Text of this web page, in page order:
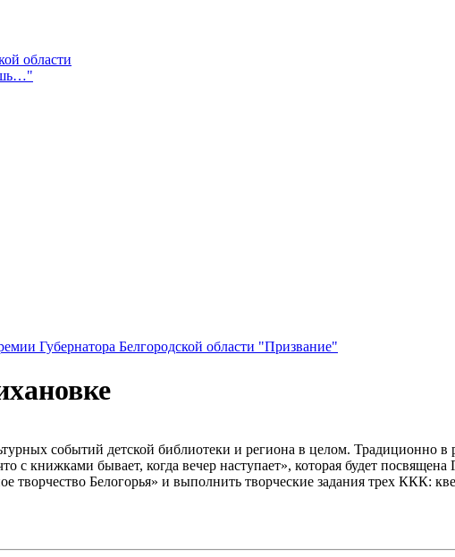
области
Губернатора Белгородской области "Призвание"
событий детской библиотеки и региона в целом. Традиционно
с книжками бывает, когда вечер наступает», которая будет
творчество Белогорья» и выполнить творческие задания трех ККК: